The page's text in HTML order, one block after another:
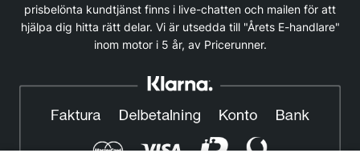
prisbelönta kundtjänst finns i live-chatten och mailen för att
hjälpa dig hitta rätt delar. Vi är utsedda till "Årets E-handlare"
inom motor i 5 år, av Pricerunner.